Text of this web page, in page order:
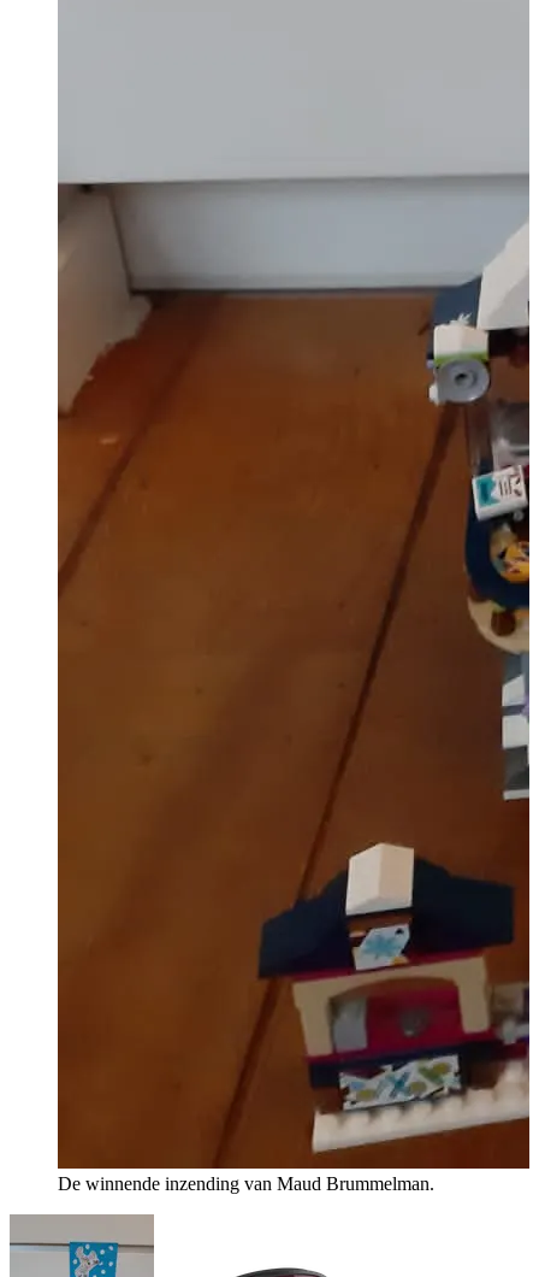
De winnende inzending van Maud Brummelman.